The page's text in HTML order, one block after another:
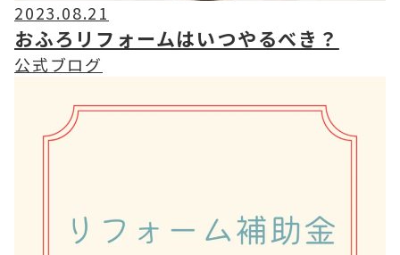
2023.08.21
おふろリフォームはいつやるべき？
公式ブログ